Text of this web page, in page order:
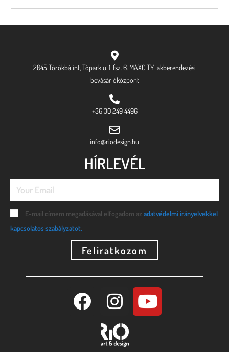
2045 Törökbálint, Tópark u. 1. fsz. 6. MAXCITY lakberendezési
bevásárlóközpont
+36 30 249 4496
info@riodesign.hu
HÍRLEVÉL
E-mail címem megadásával elfogadom az adatvédelmi irányelvekkel
kapcsolatos szabályzatot.
Feliratkozom